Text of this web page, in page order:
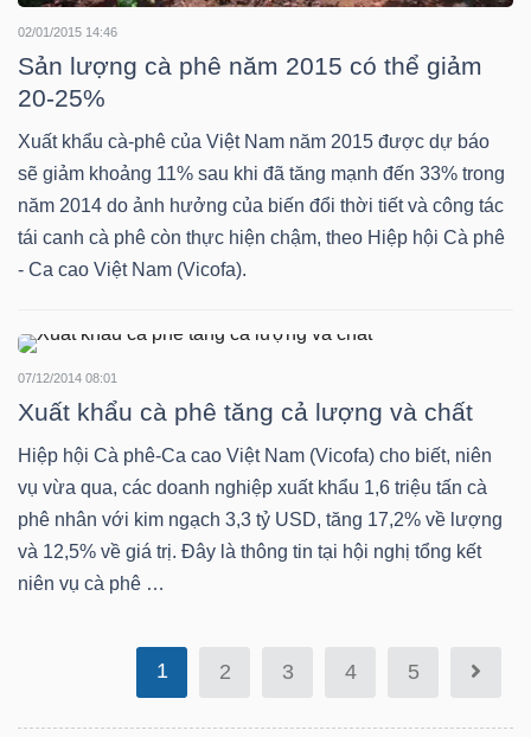
02/01/2015 14:46
Sản lượng cà phê năm 2015 có thể giảm
20-25%
Xuất khẩu cà-phê của Việt Nam năm 2015 được dự báo
sẽ giảm khoảng 11% sau khi đã tăng mạnh đến 33% trong
năm 2014 do ảnh hưởng của biến đổi thời tiết và công tác
tái canh cà phê còn thực hiện chậm, theo Hiệp hội Cà phê
- Ca cao Việt Nam (Vicofa).
07/12/2014 08:01
Xuất khẩu cà phê tăng cả lượng và chất
Hiệp hội Cà phê-Ca cao Việt Nam (Vicofa) cho biết, niên
vụ vừa qua, các doanh nghiệp xuất khẩu 1,6 triệu tấn cà
phê nhân với kim ngạch 3,3 tỷ USD, tăng 17,2% về lượng
và 12,5% về giá trị. Đây là thông tin tại hội nghị tổng kết
niên vụ cà phê …
1 2 3 4 5
NGHỆ
THÔNG
DỊCH
TRUYỀN
TIỆN
ÍCH